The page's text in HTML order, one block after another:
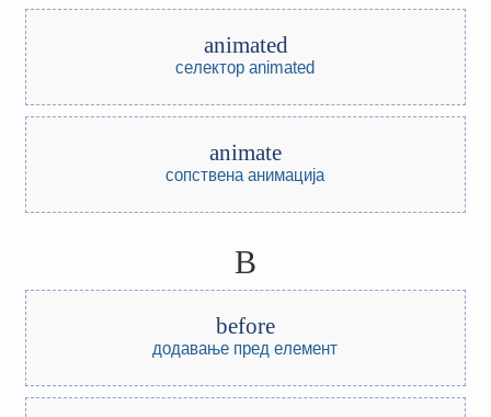
animated
селектор animated
animate
сопствена анимација
B
before
додавање пред елемент